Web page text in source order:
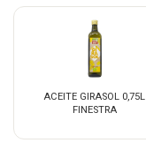
ACEITE GIRASOL 0,75L
FINESTRA